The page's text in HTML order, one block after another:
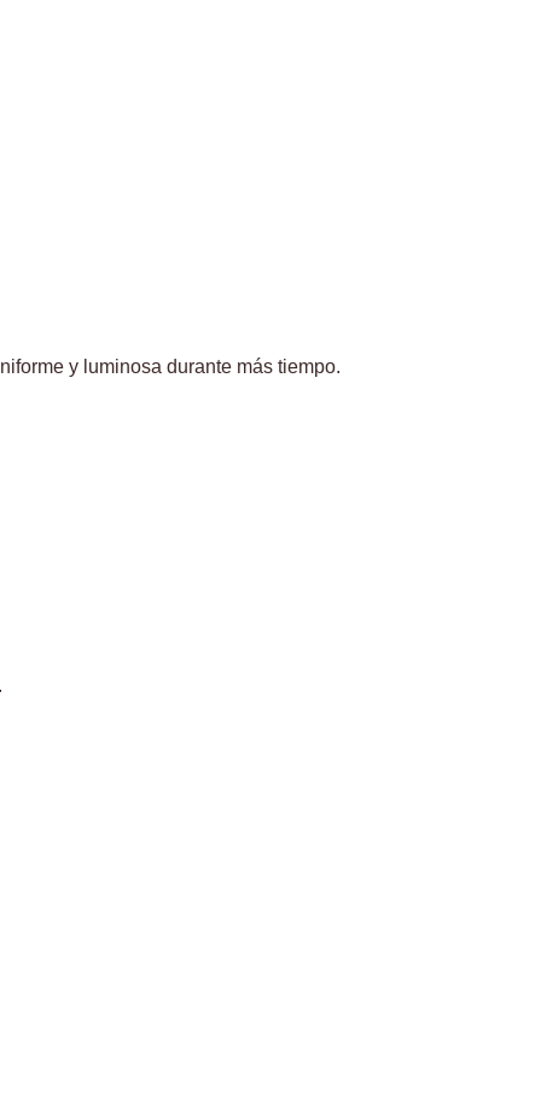
y luminosa durante más tiempo.